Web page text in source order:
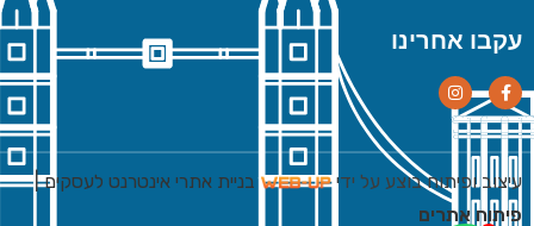
עקבו אחרינו
עיצוב ופיתוח בוצע על ידי בניית אתרי אינטרנט לעסקים|
פיתוח אתרים